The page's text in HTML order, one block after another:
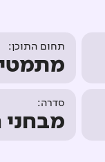
תחום התוכן:
סדרה: